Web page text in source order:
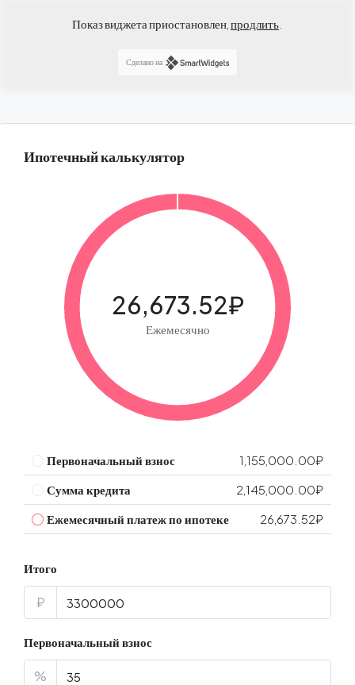
Показ виджета приостановлен, продлить
Сделано на
Ипотечный калькулятор
26,673.52₽
Ежемесячно
Первоначальный взнос
1,155,000.00₽
Сумма кредита
2,145,000.00₽
Ежемесячный платеж по ипотеке
26,673.52₽
Итого
₽
Первоначальный взнос
%